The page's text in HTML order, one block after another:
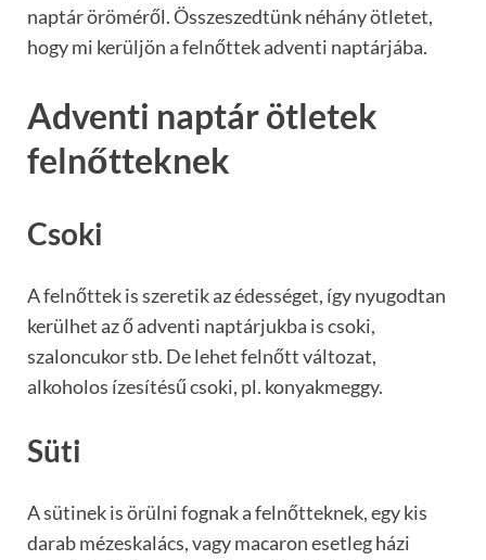
naptár öröméről. Összeszedtünk néhány ötletet,
hogy mi kerüljön a felnőttek adventi naptárjába.
Adventi naptár ötletek
felnőtteknek
Csoki
A felnőttek is szeretik az édességet, így nyugodtan
kerülhet az ő adventi naptárjukba is csoki,
szaloncukor stb. De lehet felnőtt változat,
alkoholos ízesítésű csoki, pl. konyakmeggy.
Süti
A sütinek is örülni fognak a felnőtteknek, egy kis
darab mézeskalács, vagy macaron esetleg házi